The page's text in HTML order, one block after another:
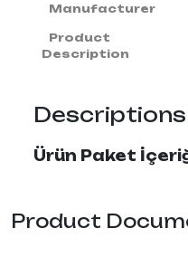
Manufacturer
Product
Description
Descriptions
Ürün Paket
Product